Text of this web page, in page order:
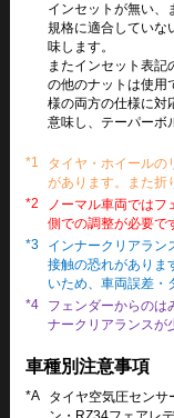
インセットが無い、
規格に適合していな
味します。
またインセット表記
の他のナットは使用
様の両方の仕様に対
意味し、テーパーボ
*1
タイヤ・ホイールの
があります。また折
*2
ノーマル車両ではフ
側での調整が必要で
*3
インナークリアラン
接触の恐れがありま
いため、車両誤差・
*4
フェンダーからのは
ナークリアランスが
車種別注意事項
*A
タイヤ空気圧センサ